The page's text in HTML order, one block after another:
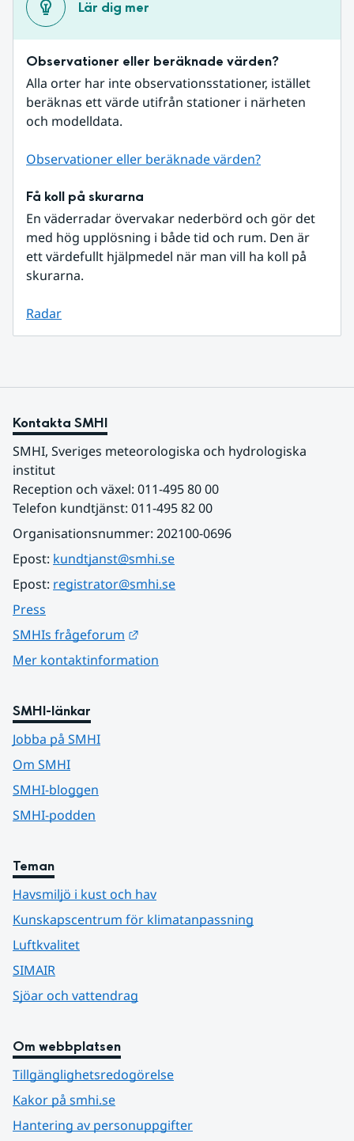
Lär dig mer
Observationer eller beräknade värden?
Alla orter har inte observationsstationer, istället
beräknas ett värde utifrån stationer i närheten
och modelldata.
Observationer eller beräknade värden?
Få koll på skurarna
En väderradar övervakar nederbörd och gör det
med hög upplösning i både tid och rum. Den är
ett värdefullt hjälpmedel när man vill ha koll på
skurarna.
Radar
Kontakta SMHI
SMHI, Sveriges meteorologiska och hydrologiska
institut
Reception och växel: 011-495 80 00
Telefon kundtjänst: 011-495 82 00
Organisationsnummer: 202100-0696
Epost: kundtjanst@smhi.se
Epost: registrator@smhi.se
Press
SMHIs frågeforum
Mer kontaktinformation
SMHI-länkar
Jobba på SMHI
Om SMHI
SMHI-bloggen
SMHI-podden
Teman
Havsmiljö i kust och hav
Kunskapscentrum för klimatanpassning
Luftkvalitet
SIMAIR
Sjöar och vattendrag
Om webbplatsen
Tillgänglighetsredogörelse
Kakor på smhi.se
Hantering av personuppgifter